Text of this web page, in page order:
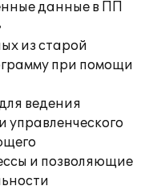
данные в ПП
из старой
при помощи
ведения
управленческого
и позволяющие